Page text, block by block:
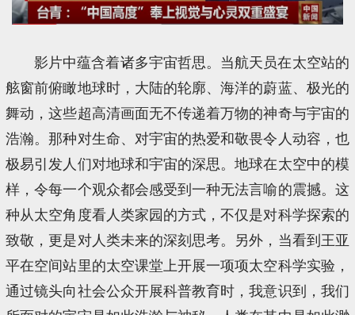
影片中蕴含着诸多宇宙哲思。当航天员在太空站的
舷窗前俯瞰地球时，大陆的轮廓、海洋的蔚蓝、极光的
舞动，这些超高清画面无不传递着万物的神奇与宇宙的
浩瀚。那种对生命、对宇宙的热爱和敬畏令人动容，也
极易引发人们对地球和宇宙的深思。地球在太空中的模
样，令每一个观众都会感受到一种无法言喻的震撼。这
种从太空角度看人类家园的方式，不仅是对科学探索的
致敬，更是对人类未来的深刻思考。另外，当看到王亚
平在空间站里的太空课堂上开展一项项太空科学实验，
通过镜头向社会公众开展科普教育时，我意识到，我们